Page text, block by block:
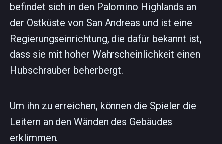
befindet sich in den Palomino Highlands an
der Ostküste von San Andreas und ist eine
Regierungseinrichtung, die dafür bekannt ist,
dass sie mit hoher Wahrscheinlichkeit einen
Hubschrauber beherbergt.
Um ihn zu erreichen, können die Spieler die
Leitern an den Wänden des Gebäudes
erklimmen.